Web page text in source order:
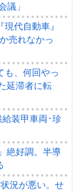
議」
現代自動車』
売れなかっ
も、何回やっ
延滞者に転
装甲車両･珍
絶好調。半導
況が悪い。せ